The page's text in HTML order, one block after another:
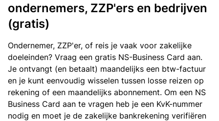
ondernemers, ZZP'ers en bedrijven
(gratis)
Ondernemer, ZZP'er, of reis je vaak voor zakelijke
doeleinden? Vraag een gratis NS-Business Card aan.
Je ontvangt (en betaalt) maandelijks een btw-factuur
en je kunt eenvoudig wisselen tussen losse reizen op
rekening of een maandelijks abonnement. Om een NS
Business Card aan te vragen heb je een KvK-nummer
nodig en moet je de zakelijke bankrekening verifiëren